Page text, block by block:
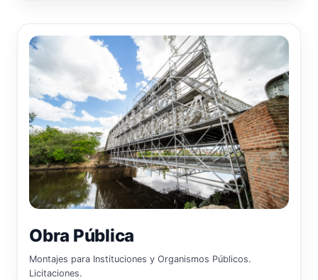
Obra Pública
Montajes para Instituciones y Organismos Públicos.
Licitaciones.